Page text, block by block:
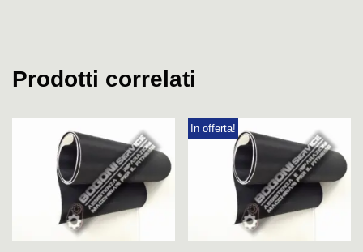
Prodotti correlati
In offerta!